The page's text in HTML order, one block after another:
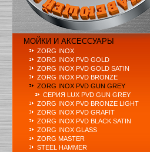
МОЙКИ И АКСЕССУАРЫ
ZORG INOX
ZORG INOX PVD GOLD
ZORG INOX PVD GOLD SATIN
ZORG INOX PVD BRONZE
ZORG INOX PVD GUN GREY
СЕРИЯ LUX PVD GUN GREY
ZORG INOX PVD BRONZE LIGHT
ZORG INOX PVD GRAFIT
ZORG INOX PVD BLACK SATIN
ZORG INOX GLASS
ZORG MASTER
STEEL HAMMER